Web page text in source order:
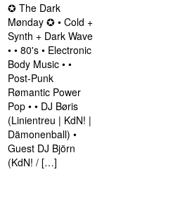
✪ The Dark
Mønday ✪ • Cold +
Synth + Dark Wave
• • 80's • Electronic
Body Music • •
Post-Punk
Rømantic Power
Pop • • DJ Børis
(Linientreu | KdN! |
Dämonenball) •
Guest DJ Björn
(KdN! / […]